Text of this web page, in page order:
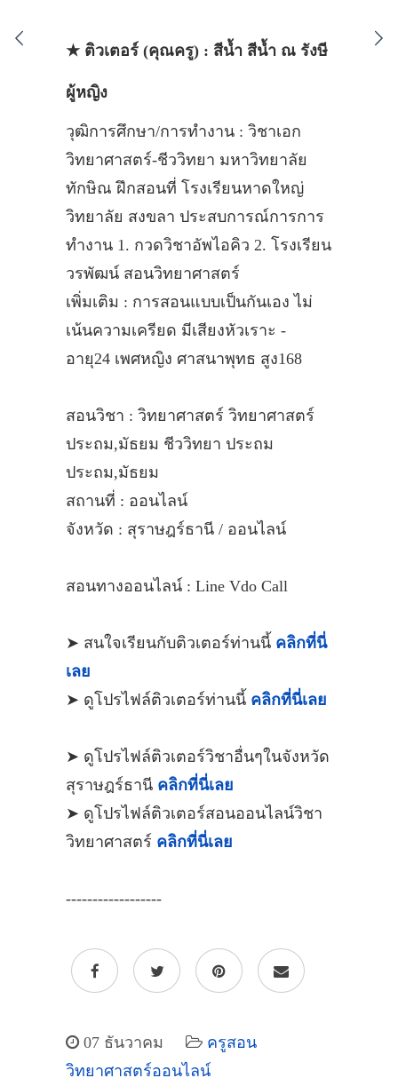
★ ติวเตอร์ (คุณครู) : สีน้ำ สีน้ำ ณ รังษี
ผู้หญิง
วุฒิการศึกษา/การทำงาน : วิชาเอก
วิทยาศาสตร์-ชีววิทยา มหาวิทยาลัย
ทักษิณ ฝึกสอนที่ โรงเรียนหาดใหญ่
วิทยาลัย สงขลา ประสบการณ์การการ
ทำงาน 1. กวดวิชาอัพไอคิว 2. โรงเรียน
วรพัฒน์ สอนวิทยาศาสตร์
เพิ่มเติม : การสอนแบบเป็นกันเอง ไม่
เน้นความเครียด มีเสียงหัวเราะ -
อายุ24 เพศหญิง ศาสนาพุทธ สูง168
สอนวิชา : วิทยาศาสตร์ วิทยาศาสตร์
ประถม,มัธยม ชีววิทยา ประถม
ประถม,มัธยม
สถานที่ : ออนไลน์
จังหวัด : สุราษฎร์ธานี / ออนไลน์
สอนทางออนไลน์ : Line Vdo Call
➤ สนใจเรียนกับติวเตอร์ท่านนี้ คลิกที่นี่
เลย
➤ ดูโปรไฟล์ติวเตอร์ท่านนี้ คลิกที่นี่เลย
➤ ดูโปรไฟล์ติวเตอร์วิชาอื่นๆในจังหวัด
สุราษฎร์ธานี คลิกที่นี่เลย
➤ ดูโปรไฟล์ติวเตอร์สอนออนไลน์วิชา
วิทยาศาสตร์ คลิกที่นี่เลย
------------------
07 ธันวาคม
ครูสอน
วิทยาศาสตร์ออนไลน์